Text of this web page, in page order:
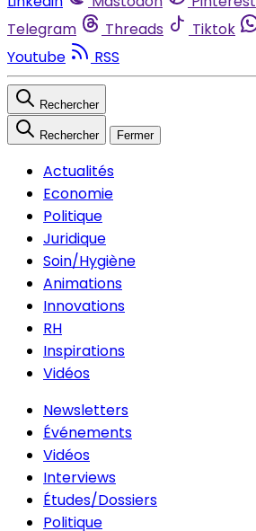
Telegram
Threads Tiktok
Youtube
RSS
Rechercher
Rechercher Fermer
Actualités
Economie
Politique
Juridique
Soin/Hygiène
Animations
Innovations
RH
Inspirations
Vidéos
Newsletters
Événements
Vidéos
Interviews
Études/Dossiers
Politique